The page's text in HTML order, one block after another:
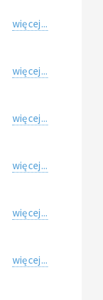
więcej...
więcej...
więcej...
więcej...
więcej...
więcej...